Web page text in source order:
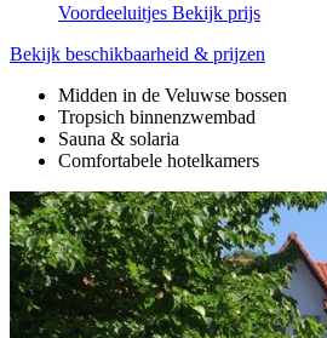
Voordeeluitjes Bekijk prijs
Bekijk beschikbaarheid & prijzen
Midden in de Veluwse bossen
Tropsich binnenzwembad
Sauna & solaria
Comfortabele hotelkamers